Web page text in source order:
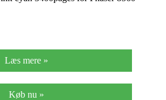
Læs mere »
Køb nu »